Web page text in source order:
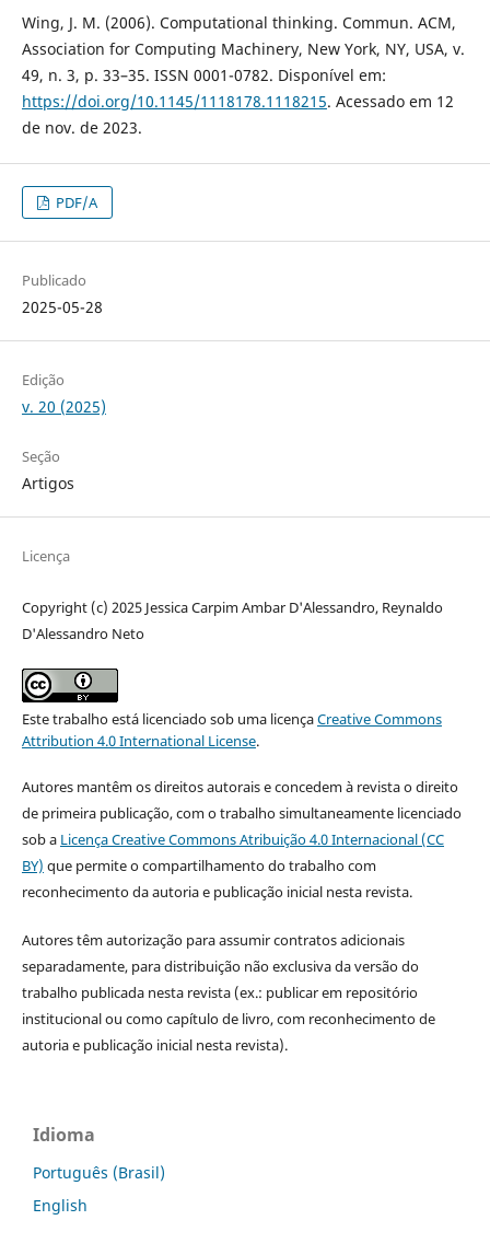
Wing, J. M. (2006). Computational thinking. Commun. ACM,
Association for Computing Machinery, New York, NY, USA, v.
49, n. 3, p. 33–35. ISSN 0001-0782. Disponível em:
https://doi.org/10.1145/1118178.1118215. Acessado em 12
de nov. de 2023.
PDF/A
Publicado
2025-05-28
Edição
v. 20 (2025)
Seção
Artigos
Licença
Copyright (c) 2025 Jessica Carpim Ambar D'Alessandro, Reynaldo
D'Alessandro Neto
Este trabalho está licenciado sob uma licençaCreative Commons
Attribution 4.0 International License.
Autores mantêm os direitos autorais e concedem à revista o direito
de primeira publicação, com o trabalho simultaneamente licenciado
sob a Licença Creative Commons Atribuição 4.0 Internacional (CC
BY) que permite o compartilhamento do trabalho com
reconhecimento da autoria e publicação inicial nesta revista.
Autores têm autorização para assumir contratos adicionais
separadamente, para distribuição não exclusiva da versão do
trabalho publicada nesta revista (ex.: publicar em repositório
institucional ou como capítulo de livro, com reconhecimento de
autoria e publicação inicial nesta revista).
Idioma
Português (Brasil)
English